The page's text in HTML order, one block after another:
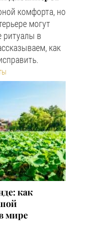
комфорта, но
могут
ритуалы в
как
как
мире